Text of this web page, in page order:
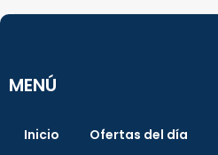
MENÚ
Inicio Ofertas del día